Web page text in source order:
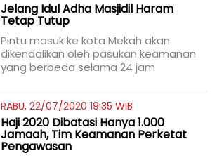
Jelang Idul Adha Masjidil Haram
Tetap Tutup
Pintu masuk ke kota Mekah akan
dikendalikan oleh pasukan keamanan
yang berbeda selama 24 jam
RABU, 22/07/2020 19:35 WIB
Haji 2020 Dibatasi Hanya 1.000
Jamaah, Tim Keamanan Perketat
Pengawasan